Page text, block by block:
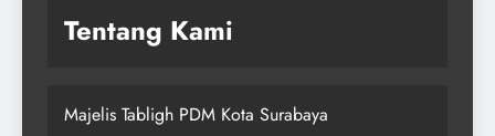
Tentang Kami
Majelis Tabligh PDM Kota Surabaya